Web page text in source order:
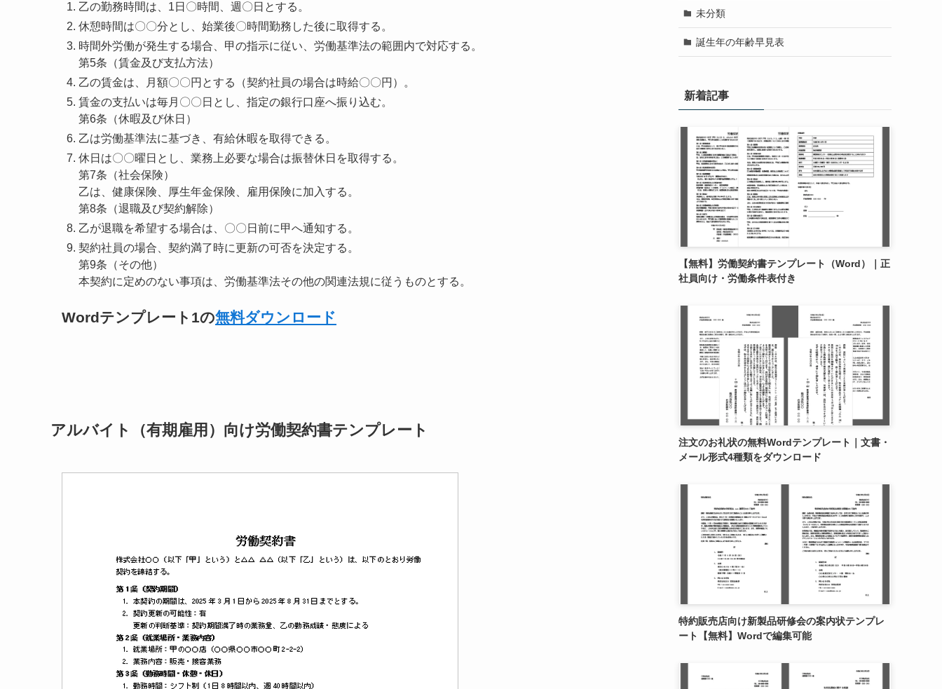
乙の勤務時間は、1日〇時間、週〇日とする。
休憩時間は〇〇分とし、始業後〇時間勤務した後に取得する。
時間外労働が発生する場合、甲の指示に従い、労働基準法の範囲内で対応する。
第5条（賃金及び支払方法）
乙の賃金は、月額〇〇円とする（契約社員の場合は時給〇〇円）。
賃金の支払いは毎月〇〇日とし、指定の銀行口座へ振り込む。
第6条（休暇及び休日）
乙は労働基準法に基づき、有給休暇を取得できる。
休日は〇〇曜日とし、業務上必要な場合は振替休日を取得する。
第7条（社会保険）
乙は、健康保険、厚生年金保険、雇用保険に加入する。
第8条（退職及び契約解除）
乙が退職を希望する場合は、〇〇日前に甲へ通知する。
契約社員の場合、契約満了時に更新の可否を決定する。
第9条（その他）
本契約に定めのない事項は、労働基準法その他の関連法規に従うものとする。
Wordテンプレート1の無料ダウンロード
アルバイト（有期雇用）向け労働契約書テンプレート
未分類
誕生年の年齢早見表
新着記事
【無料】労働契約書テンプレート（Word）｜正
社員向け・労働条件表付き
注文のお礼状の無料Wordテンプレート｜文書・
メール形式4種類をダウンロード
特約販売店向け新製品研修会の案内状テンプレ
ート【無料】Wordで編集可能